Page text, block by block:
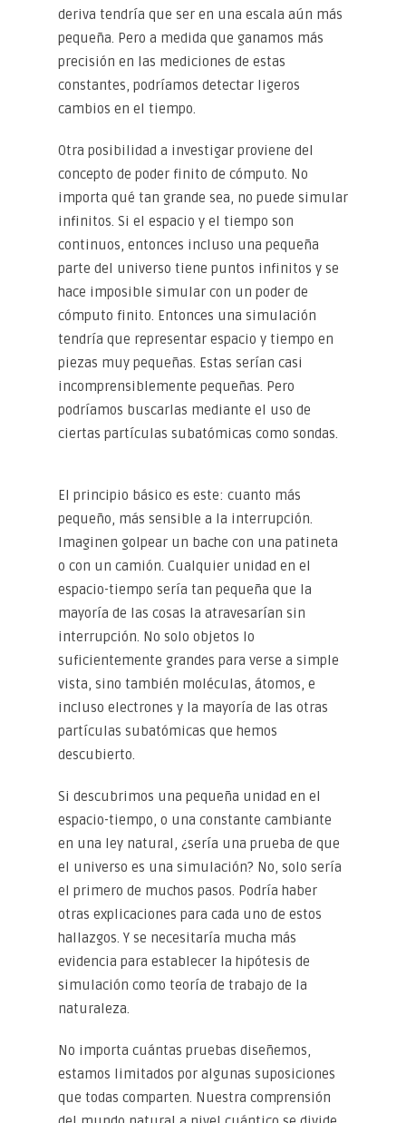
deriva tendría que ser en una escala aún más
pequeña. Pero a medida que ganamos más
precisión en las mediciones de estas
constantes, podríamos detectar ligeros
cambios en el tiempo.
Otra posibilidad a investigar proviene del
concepto de poder finito de cómputo. No
importa qué tan grande sea, no puede simular
infinitos. Si el espacio y el tiempo son
continuos, entonces incluso una pequeña
parte del universo tiene puntos infinitos y se
hace imposible simular con un poder de
cómputo finito. Entonces una simulación
tendría que representar espacio y tiempo en
piezas muy pequeñas. Estas serían casi
incomprensiblemente pequeñas. Pero
podríamos buscarlas mediante el uso de
ciertas partículas subatómicas como sondas.
El principio básico es este: cuanto más
pequeño, más sensible a la interrupción.
Imaginen golpear un bache con una patineta
o con un camión. Cualquier unidad en el
espacio-tiempo sería tan pequeña que la
mayoría de las cosas la atravesarían sin
interrupción. No solo objetos lo
suficientemente grandes para verse a simple
vista, sino también moléculas, átomos, e
incluso electrones y la mayoría de las otras
partículas subatómicas que hemos
descubierto.
Si descubrimos una pequeña unidad en el
espacio-tiempo, o una constante cambiante
en una ley natural, ¿sería una prueba de que
el universo es una simulación? No, solo sería
el primero de muchos pasos. Podría haber
otras explicaciones para cada uno de estos
hallazgos. Y se necesitaría mucha más
evidencia para establecer la hipótesis de
simulación como teoría de trabajo de la
naturaleza.
No importa cuántas pruebas diseñemos,
estamos limitados por algunas suposiciones
que todas comparten. Nuestra comprensión